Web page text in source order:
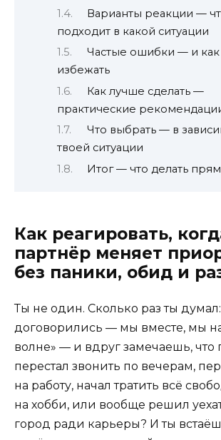
Варианты реакции —
подходит в какой ситуации
Частые ошибки — и как
избежать
Как лучше сделать —
практические
Что выбрать — в
твоей ситуации
Итог — что делать
Как реагировать,
партнёр меняет
без паники, обид и
Ты не один. Сколько раз ты
договорились — мы вместе, мы
волне» — и вдруг замечаешь, что
перестал звонить по вечерам,
на работу, начал тратить всё
на хобби, или вообще решил
город ради карьеры? И ты